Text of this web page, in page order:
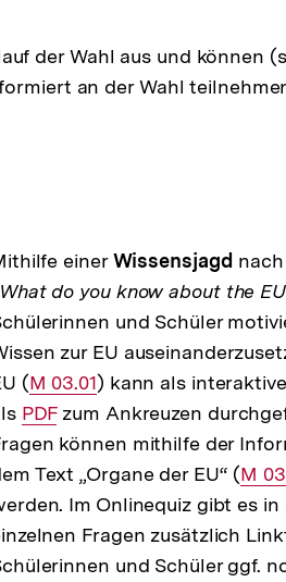
der Wahl aus und können
an der Wahl
einerWissensjagd
What do you know about the
und Schüler
zur EU
(Interner
Link:
M 03.01) kann als
Interner
Link:
PDFzum Ankreuzen
können mithilfe der
Text „Organe der EU“ (
Link:
M
Im Onlinequiz gibt es
Fragen zusätzlich
und Schüler ggf.